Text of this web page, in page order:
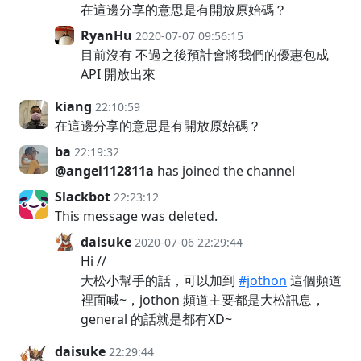
在這邊分享的意思是有開放原始碼？
RyanHu 2020-07-07 09:56:15
目前沒有 不過之後預計會將我們的優惠包成
API 開放出來
kiang 22:10:59
在這邊分享的意思是有開放原始碼？
ba 22:19:32
@angel112811a has joined the channel
Slackbot 22:23:12
This message was deleted.
daisuke 2020-07-06 22:29:44
Hi //
大松小幫手的話，可以加到 #jothon 這個頻道
裡面喊~，jothon 頻道主要都是大松訊息，
general 的話就是都有XD~
daisuke 22:29:44